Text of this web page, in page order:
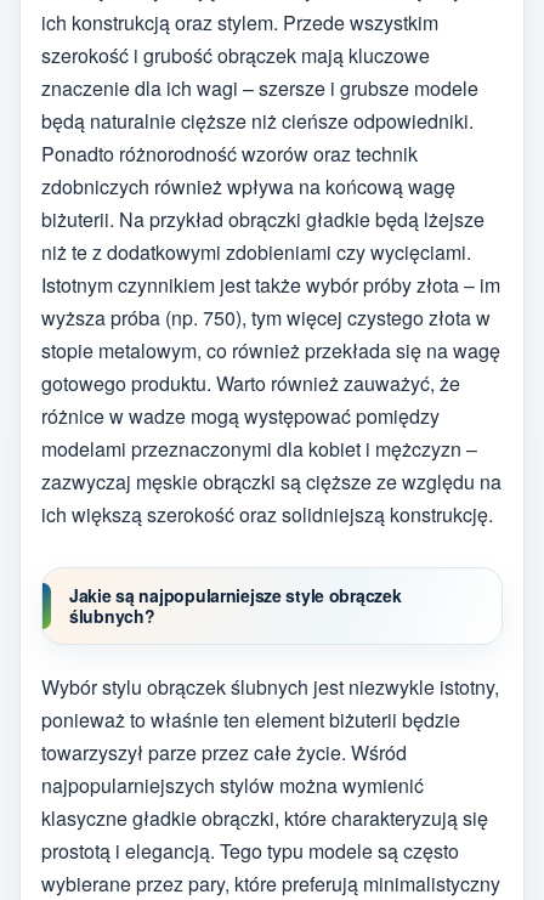
ich konstrukcją oraz stylem. Przede wszystkim
szerokość i grubość obrączek mają kluczowe
znaczenie dla ich wagi – szersze i grubsze modele
będą naturalnie cięższe niż cieńsze odpowiedniki.
Ponadto różnorodność wzorów oraz technik
zdobniczych również wpływa na końcową wagę
biżuterii. Na przykład obrączki gładkie będą lżejsze
niż te z dodatkowymi zdobieniami czy wycięciami.
Istotnym czynnikiem jest także wybór próby złota – im
wyższa próba (np. 750), tym więcej czystego złota w
stopie metalowym, co również przekłada się na wagę
gotowego produktu. Warto również zauważyć, że
różnice w wadze mogą występować pomiędzy
modelami przeznaczonymi dla kobiet i mężczyzn –
zazwyczaj męskie obrączki są cięższe ze względu na
ich większą szerokość oraz solidniejszą konstrukcję.
Jakie są najpopularniejsze style obrączek
ślubnych?
Wybór stylu obrączek ślubnych jest niezwykle istotny,
ponieważ to właśnie ten element biżuterii będzie
towarzyszył parze przez całe życie. Wśród
najpopularniejszych stylów można wymienić
klasyczne gładkie obrączki, które charakteryzują się
prostotą i elegancją. Tego typu modele są często
wybierane przez pary, które preferują minimalistyczny